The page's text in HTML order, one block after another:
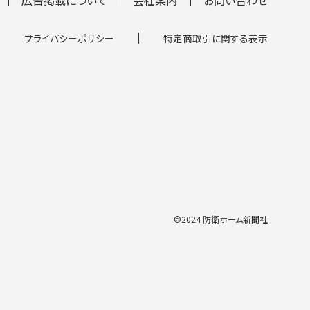
プライバシーポリシー 特定商取引に関する表示
©2024 防衛ホーム新聞社